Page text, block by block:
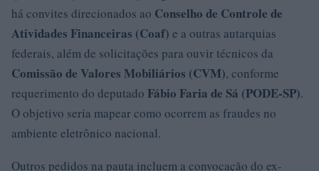
há convites direcionados ao Conselho de Controle de
Atividades Financeiras (Coaf) e a outras autarquias
federais, além de solicitações para ouvir técnicos da
Comissão de Valores Mobiliários (CVM), conforme
requerimento do deputado Fábio Faria de Sá (PODE-SP).
O objetivo seria mapear como ocorrem as fraudes no
ambiente eletrônico nacional.
Outros pedidos na pauta incluem a convocação do ex-